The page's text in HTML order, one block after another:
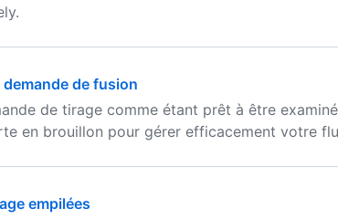
de fusion
de tirage comme étant prêt à être
en brouillon pour gérer efficacement votre
empilées